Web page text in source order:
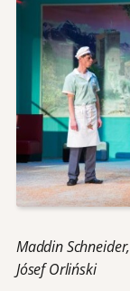
Maddin Schneider,
Jósef Orliński